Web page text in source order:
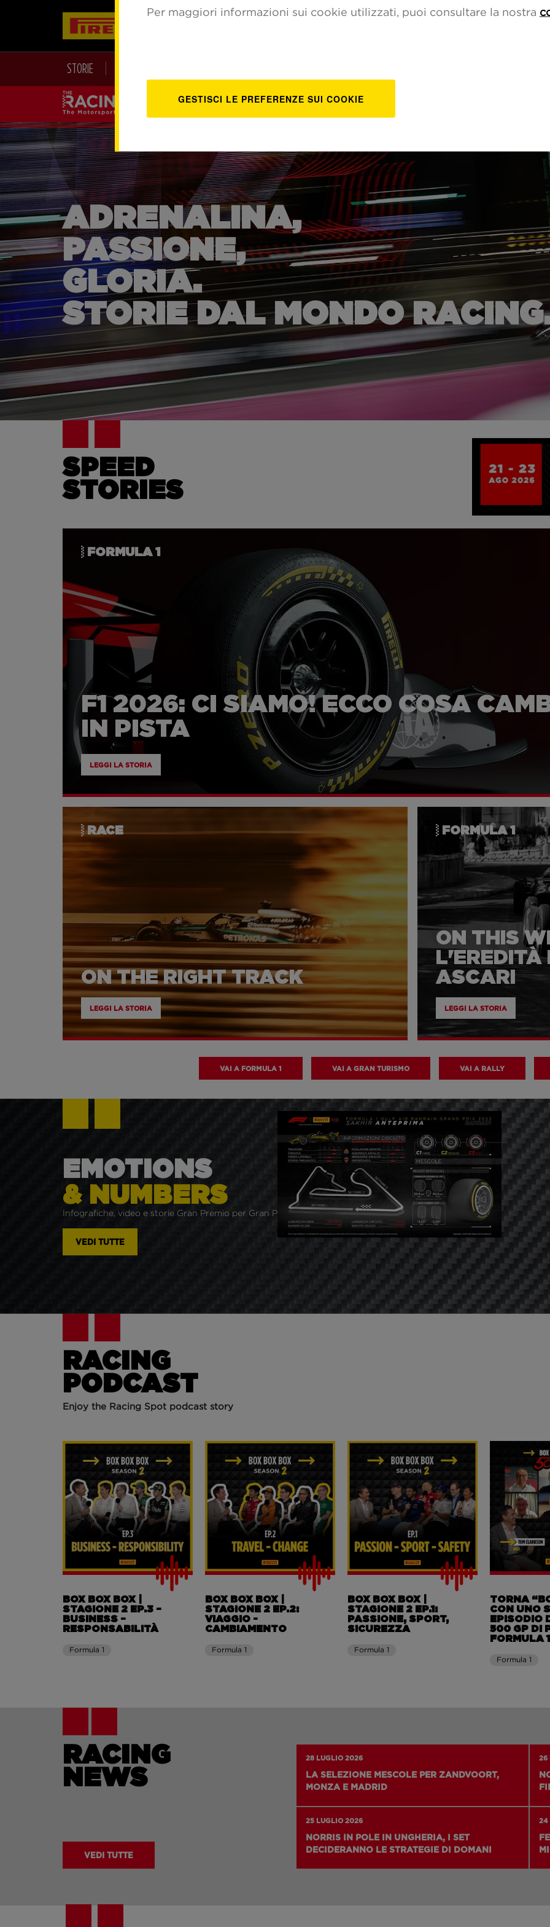
Per maggiori informazioni sui cookie utilizzati, puoi consultare la nostra
GESTISCI LE PREFERENZE SUI COOKIE
STORIE
ADRENALINA,
PASSIONE,
GLORIA.
STORIE DAL MONDO
SPEED
STORIES
FORMULA 1
F1 2026: CI SIAMO! ECCO COSA
IN PISTA
LEGGI LA STORIA
RACE
ON THE RIGHT TRACK
LEGGI LA STORIA
FORMULA 1
ON THIS
L'EREDITÀ
ASCARI
LEGGI LA STORIA
VAI A FORMULA 1 VAI A GRAN TURISMO VAI A RALLY
EMOTIONS
& NUMBERS
Infografiche, video e storie Gran Premio per Gran Premi
VEDI TUTTE
RACING
PODCAST
Enjoy the Racing Spot podcast story
BOX BOX BOX |
STAGIONE 2 EP.3 –
BUSINESS –
RESPONSABILITÀ
Formula 1
BOX BOX BOX |
STAGIONE 2 EP.2:
VIAGGIO -
CAMBIAMENTO
Formula 1
BOX BOX BOX |
STAGIONE 2 EP.1:
PASSIONE, SPORT,
SICUREZZA
Formula 1
TORNA
CON UNO
EPISODIO
500 GP DI
FORMULA 1
Formula 1
RACING
NEWS
VEDI TUTTE
28 LUGLIO 2026
LA SELEZIONE MESCOLE PER ZANDVOORT,
MONZA E MADRID
26
25 LUGLIO 2026
NORRIS IN POLE IN UNGHERIA, I SET
DECIDERANNO LE STRATEGIE DI DOMANI
24